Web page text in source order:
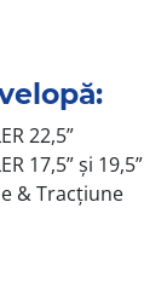
22,5”
17,5” și 19,5”
& Tracțiune